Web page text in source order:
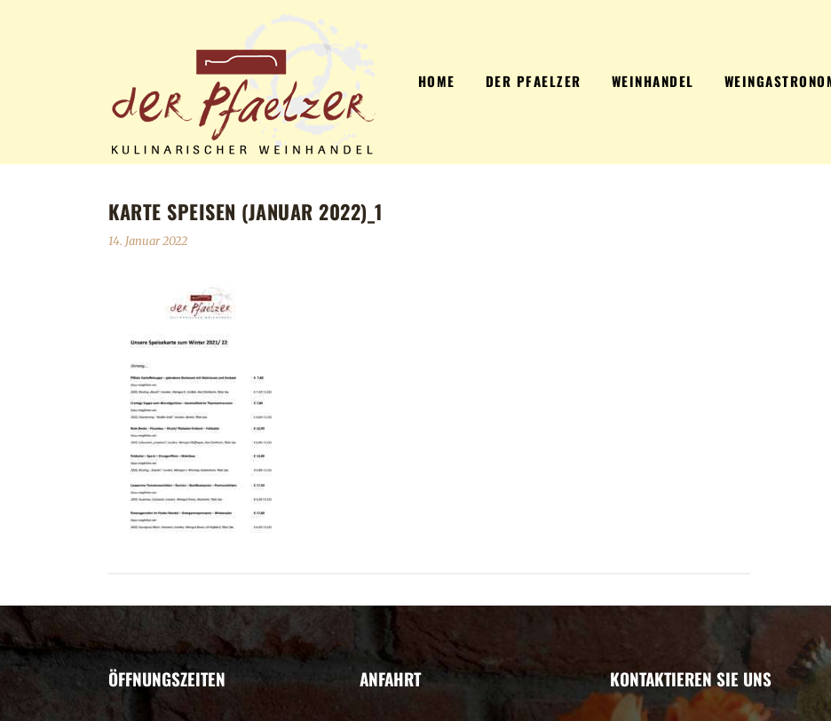
HOME DER PFAELZER WEINHANDEL
KARTE SPEISEN (JANUAR 2022)_1
14. Januar 2022
ÖFFNUNGSZEITEN ANFAHRT KONTAKTIEREN SIE UNS